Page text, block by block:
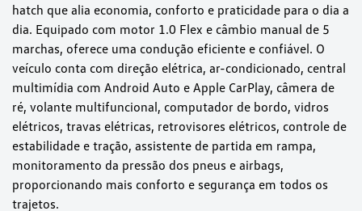
hatch que alia economia, conforto e praticidade para o dia a
dia. Equipado com motor 1.0 Flex e câmbio manual de 5
marchas, oferece uma condução eficiente e confiável. O
veículo conta com direção elétrica, ar-condicionado, central
multimídia com Android Auto e Apple CarPlay, câmera de
ré, volante multifuncional, computador de bordo, vidros
elétricos, travas elétricas, retrovisores elétricos, controle de
estabilidade e tração, assistente de partida em rampa,
monitoramento da pressão dos pneus e airbags,
proporcionando mais conforto e segurança em todos os
trajetos.